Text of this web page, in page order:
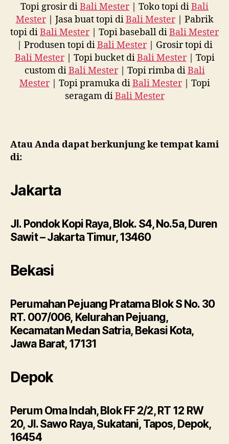
Topi grosir diBali Mester| Toko topi diBali
Mester| Jasa buat topi diBali Mester| Pabrik
topi diBali Mester| Topi baseball diBali Mester
| Produsen topi diBali Mester| Grosir topi di
Bali Mester| Topi bucket diBali Mester| Topi
custom diBali Mester| Topi rimba diBali
Mester| Topi pramuka diBali Mester| Topi
seragam diBali Mester
Atau Anda dapat berkunjung ke tempat kami
di:
Jakarta
Jl. Pondok Kopi Raya, Blok. S4, No.5a, Duren
Sawit – Jakarta Timur, 13460
Bekasi
Perumahan Pejuang Pratama Blok S No. 30
RT. 007/006, Kelurahan Pejuang,
Kecamatan Medan Satria, Bekasi Kota,
Jawa Barat, 17131
Depok
Perum Oma Indah, Blok FF 2/2, RT 12 RW
20, Jl. Sawo Raya, Sukatani, Tapos, Depok,
16454